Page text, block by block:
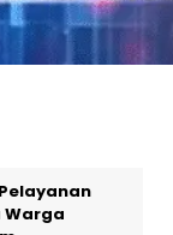
Warga